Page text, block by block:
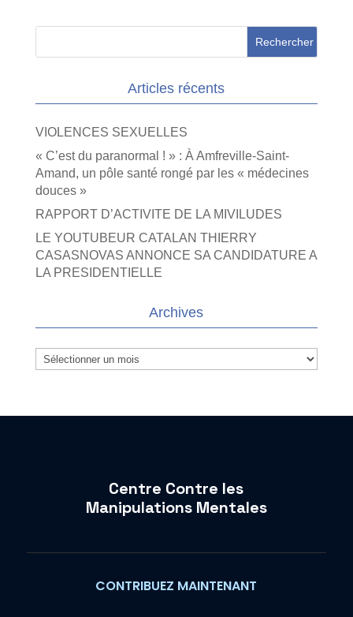
Articles récents
VIOLENCES SEXUELLES
« C’est du paranormal ! » : À Amfreville-Saint-
Amand, un pôle santé rongé par les « médecines
douces »
RAPPORT D’ACTIVITE DE LA MIVILUDES
LE YOUTUBEUR CATALAN THIERRY
CASASNOVAS ANNONCE SA CANDIDATURE A
LA PRESIDENTIELLE
Archives
Archives
Centre Contre les
Manipulations Mentales
CONTRIBUEZ MAINTENANT